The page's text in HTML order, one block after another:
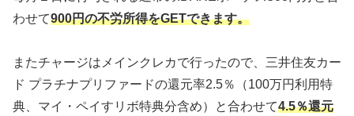
わせて900円の不労所得をGETできます。
またチャージはメインクレカで行ったので、三井住友カー
ド プラチナプリファードの還元率2.5％（100万円利用特
典、マイ・ペイすリボ特典分含め）と合わせて4.5％還元